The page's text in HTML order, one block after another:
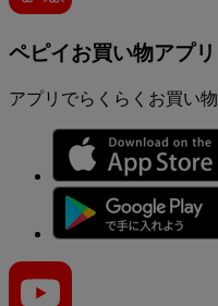
ペピイお買い物アプリ
アプリでらくらくお買い物